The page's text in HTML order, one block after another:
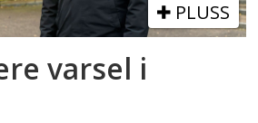
PLUSS
varsel i